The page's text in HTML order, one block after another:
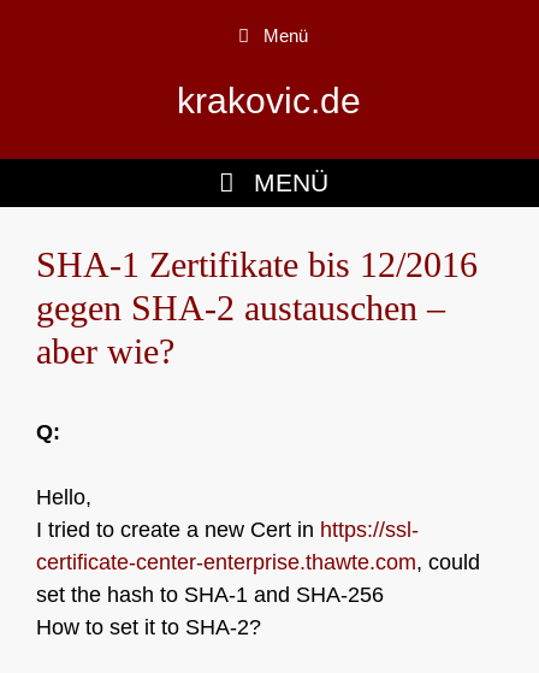
Menü
krakovic.de
MENÜ
SHA-1 Zertifikate bis 12/2016
gegen SHA-2 austauschen –
aber wie?
Q:
Hello,
I tried to create a new Cert in https://ssl-
certificate-center-enterprise.thawte.com, could
set the hash to SHA-1 and SHA-256
How to set it to SHA-2?